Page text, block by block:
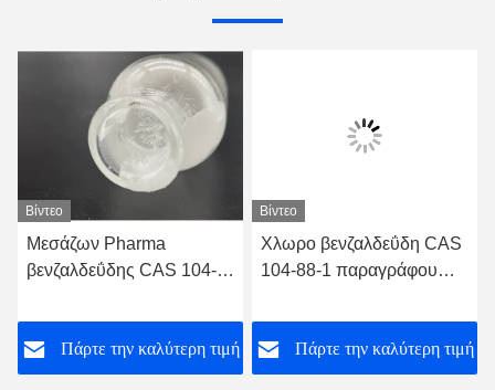
Βίντεο
Μεσάζων Pharma
βενζαλδεΰδης CAS 104-
Πάρτε την καλύτερη τιμή
Βίντεο
Χλωρο βενζαλδεΰδη CAS
104-88-1 παραγράφου
Πάρτε την καλύτερη τιμή